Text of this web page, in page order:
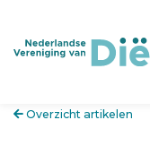
Overzicht artikelen